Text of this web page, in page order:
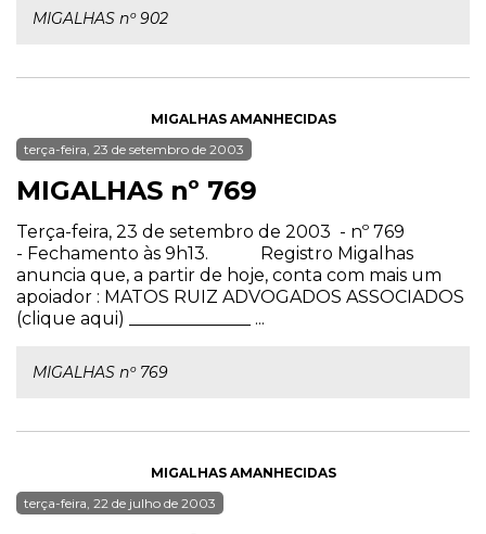
MIGALHAS nº 902
MIGALHAS AMANHECIDAS
terça-feira, 23 de setembro de 2003
MIGALHAS nº 769
Terça-feira, 23 de setembro de 2003 - nº 769
- Fechamento às 9h13. Registro Migalhas
anuncia que, a partir de hoje, conta com mais um
apoiador : MATOS RUIZ ADVOGADOS ASSOCIADOS
(clique aqui) ______________ ...
MIGALHAS nº 769
MIGALHAS AMANHECIDAS
terça-feira, 22 de julho de 2003